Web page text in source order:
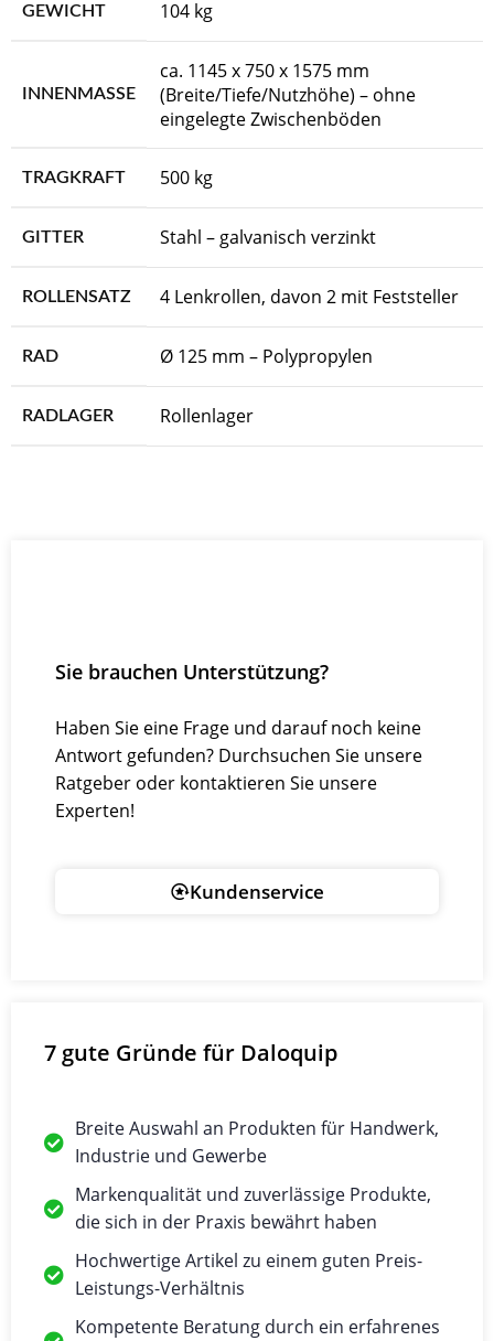
GEWICHT 104 kg
INNENMASSE
ca. 1145 x 750 x 1575 mm
(Breite/Tiefe/Nutzhöhe) – ohne
eingelegte Zwischenböden
TRAGKRAFT 500 kg
GITTER Stahl – galvanisch verzinkt
ROLLENSATZ 4 Lenkrollen, davon 2 mit Feststeller
RAD Ø 125 mm – Polypropylen
RADLAGER Rollenlager
7 gute Gründe für Daloquip
Breite Auswahl an Produkten für Handwerk,
Industrie und Gewerbe
Markenqualität und zuverlässige Produkte,
die sich in der Praxis bewährt haben
Hochwertige Artikel zu einem guten Preis-
Leistungs-Verhältnis
Kompetente Beratung durch ein erfahrenes
Sie brauchen Unterstützung?
Haben Sie eine Frage und darauf noch keine
Antwort gefunden? Durchsuchen Sie unsere
Ratgeber oder kontaktieren Sie unsere
Experten!
Kundenservice